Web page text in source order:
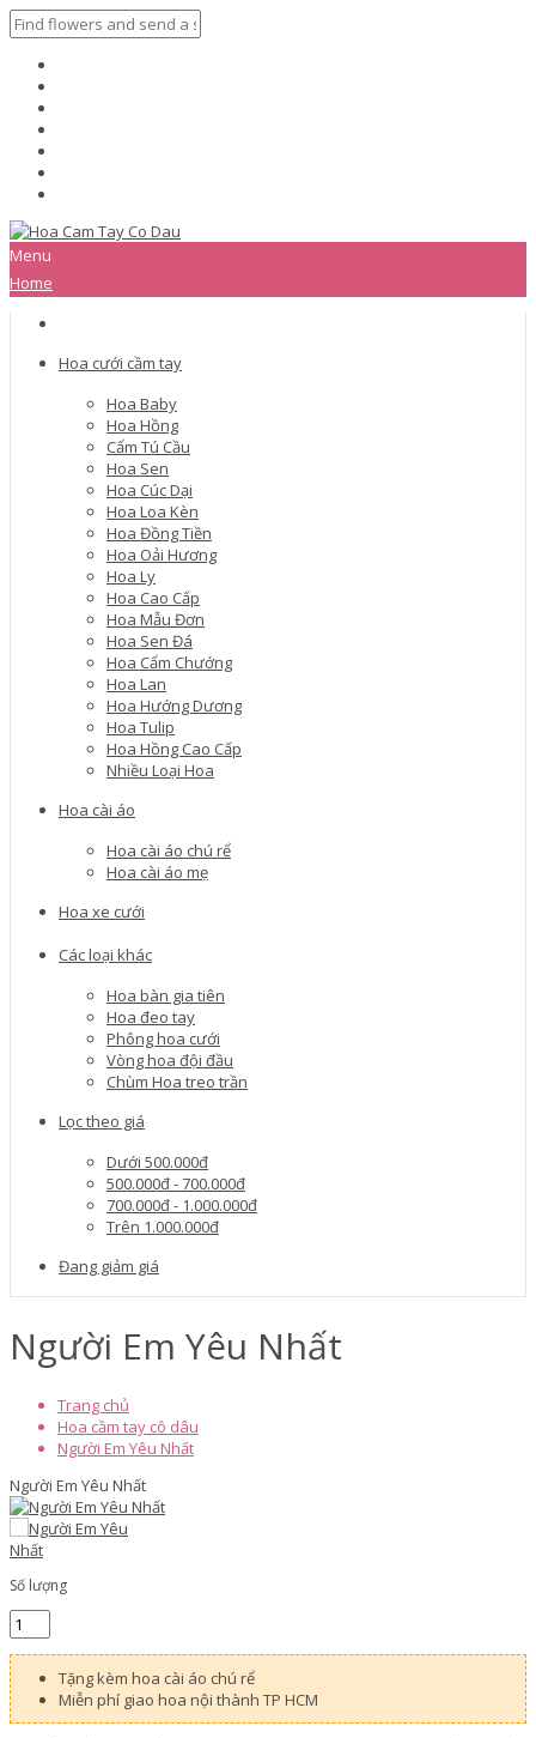
Menu
Home
Hoa cưới cầm tay
Hoa Baby
Hoa Hồng
Cẩm Tú Cầu
Hoa Sen
Hoa Cúc Dại
Hoa Loa Kèn
Hoa Đồng Tiền
Hoa Oải Hương
Hoa Ly
Hoa Cao Cấp
Hoa Mẫu Đơn
Hoa Sen Đá
Hoa Cẩm Chướng
Hoa Lan
Hoa Hướng Dương
Hoa Tulip
Hoa Hồng Cao Cấp
Nhiều Loại Hoa
Hoa cài áo
Hoa cài áo chú rể
Hoa cài áo mẹ
Hoa xe cưới
Các loại khác
Hoa bàn gia tiên
Hoa đeo tay
Phông hoa cưới
Vòng hoa đội đầu
Chùm Hoa treo trần
Lọc theo giá
Dưới 500.000đ
500.000đ - 700.000đ
700.000đ - 1.000.000đ
Trên 1.000.000đ
Đang giảm giá
Người Em Yêu Nhất
Trang chủ
Hoa cầm tay cô dâu
Người Em Yêu Nhất
Người Em Yêu Nhất
Số lượng
Tặng kèm hoa cài áo chú rể
Miễn phí giao hoa nội thành TP HCM